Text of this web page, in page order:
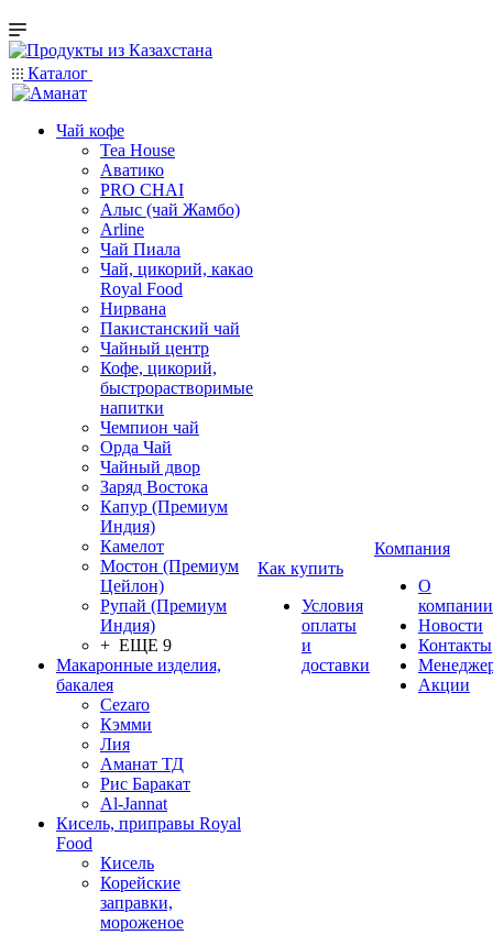
Каталог
Чай кофе
Tea House
Аватико
PRO CHAI
Алыс (чай Жамбо)
Arline
Чай Пиала
Чай, цикорий, какао
Royal Food
Нирвана
Пакистанский чай
Чайный центр
Кофе, цикорий,
быстрорастворимые
напитки
Чемпион чай
Орда Чай
Чайный двор
Заряд Востока
Капур (Премиум
Индия)
Камелот
Мостон (Премиум
Цейлон)
Рупай (Премиум
Индия)
+ ЕЩЕ 9
Макаронные изделия,
бакалея
Cezaro
Кэмми
Лия
Аманат ТД
Рис Баракат
Al-Jannat
Кисель, приправы Royal
Food
Кисель
Корейские
заправки,
мороженое
Как купить
Условия
оплаты
и
доставки
Компания
О
компании
Новости
Контакты
Акции